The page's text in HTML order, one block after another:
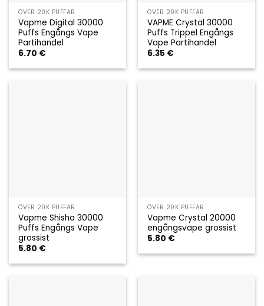
ÖVER 20K PUFFAR
Vapme Digital 30000
Puffs Engångs Vape
Partihandel
6.70 €
ÖVER 20K PUFFAR
VAPME Crystal 30000
Puffs Trippel Engångs
Vape Partihandel
6.35 €
ÖVER 20K PUFFAR
Vapme Shisha 30000
Puffs Engångs Vape
grossist
5.80 €
ÖVER 20K PUFFAR
Vapme Crystal 20000
engångsvape grossist
5.80 €